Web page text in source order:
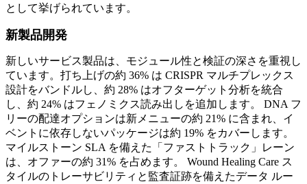
として挙げられています。
新製品開発
新しいサービス製品は、モジュール性と検証の深さを重視し
ています。打ち上げの約 36% は CRISPR マルチプレックス
設計をバンドルし、約 28% はオフターゲット分析を統合
し、約 24% はフェノミクス読み出しを追加します。 DNA フ
リーの配達オプションは新メニューの約 21% に含まれ、イ
ベントに依存しないパッケージは約 19% をカバーします。
マイルストーン SLA を備えた「ファストトラック」レーン
は、オファーの約 31% を占めます。 Wound Healing Care ス
タイルのトレーサビリティと監査証跡を備えたデータ ルー